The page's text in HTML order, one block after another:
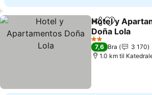
Del Legg til i
Hotel y
Doña Lola
2 Stjerner
7,6 Bra
3 170
1.0 km til